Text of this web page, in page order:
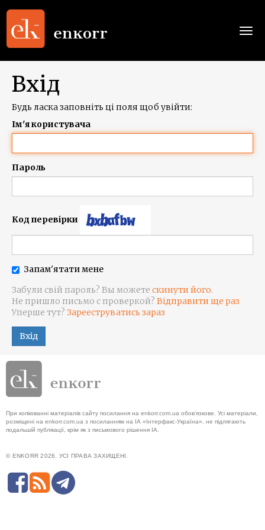
Вхід
Будь ласка заповніть ці поля щоб увійти:
Ім'я користувача
Пароль
Код перевірки
Запам'ятати мене
Забули свій пароль? Вы можете скинути його.
Не пришло письмо с проверкой? Відправити ще раз
Уперше тут? Зарееструватись зараз
Вхід
При копіюванні матеріалів сайту посилання на enkorr.com.ua обов'язкове. Усі матеріали,
розміщені на enkorr.com.ua з посиланням на ІА «Інтерфакс-Україна», не підлягають
подальшій публікації, крім як з письмового рішення ІА.
© ENKORR 2026. УСІ ПРАВА ЗАХИЩЕНІ.